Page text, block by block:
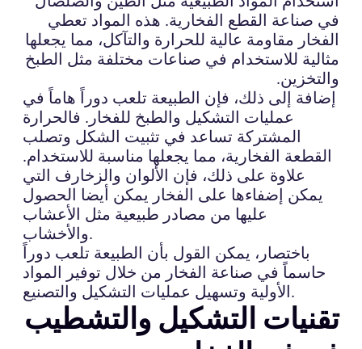
في صناعة القطع الفخارية. هذه المواد تعطي
الفخار مقاومة عالية للحرارة والتآكل، مما يجعلها
مثالية للاستخدام في صناعات مختلفة مثل الطبخ
والتخزين.
إضافة إلى ذلك، فإن الطبيعة تلعب دوراً هاماً في
عمليات التشكيل والطبخ للفخار. فالحرارة
المشتركة تساعد في تثبيت الشكل وتصلب
القطعة الفخارية، مما يجعلها مناسبة للاستخدام.
علاوة على ذلك، فإن الألوان والزخارف التي
يمكن إضفاءها على الفخار يمكن أيضا الحصول
عليها من مصادر طبيعية مثل الأعشاب
والأخشاب.
باختصار، يمكن القول بأن الطبيعة تلعب دوراً
حاسماً في صناعة الفخار من خلال توفير المواد
الأولية وتسهيل عمليات التشكيل والتصنيع.
تقنيات التشكيل والتشطيب